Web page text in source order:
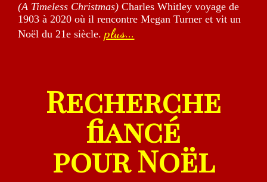
(A Timeless Christmas) Charles Whitley voyage de
1903 à 2020 où il rencontre Megan Turner et vit un
Noël du 21e siècle.plus...
Recherche
fiancé
pour Noël